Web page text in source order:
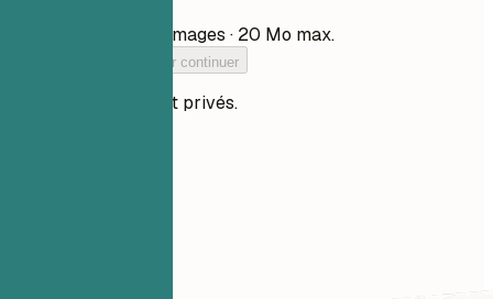
PDF, DOCX, TXT et images · 20 Mo max.
Ajoutez votre CV pour continuer
Vos fichiers restent privés.